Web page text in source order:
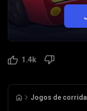
1.4k
Jogos de corrida